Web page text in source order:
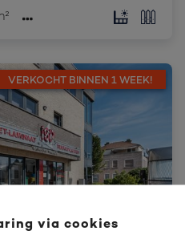
via cookies
VERKOCHT BINNEN 1 WEEK!